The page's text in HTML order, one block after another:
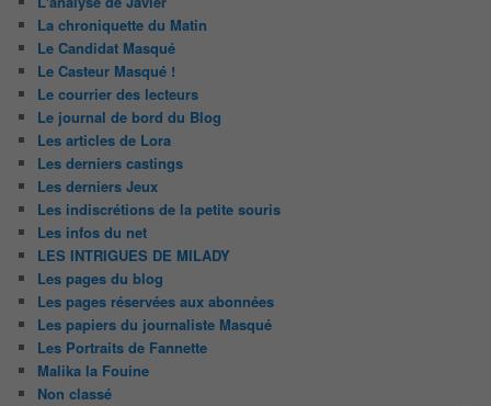
La chroniquette du Matin
Le Candidat Masqué
Le Casteur Masqué !
Le courrier des lecteurs
Le journal de bord du Blog
Les articles de Lora
Les derniers castings
Les derniers Jeux
Les indiscrétions de la petite souris
Les infos du net
LES INTRIGUES DE MILADY
Les pages du blog
Les pages réservées aux abonnées
Les papiers du journaliste Masqué
Les Portraits de Fannette
Malika la Fouine
Non classé